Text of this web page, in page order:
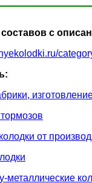
с
от
металлические